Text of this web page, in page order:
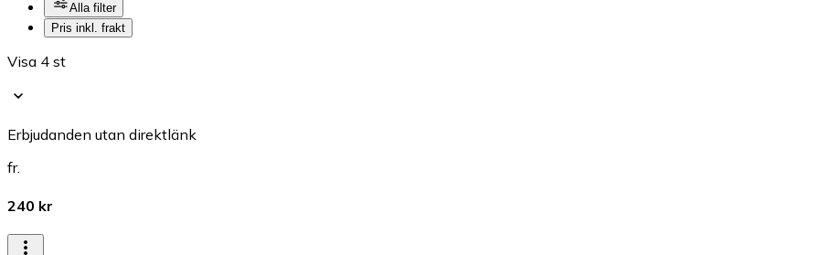
Alla filter
Pris inkl. frakt
Visa 4 st
Erbjudanden utan direktlänk
fr.
240 kr